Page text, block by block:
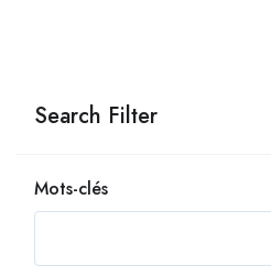
Search Filter
Mots-clés